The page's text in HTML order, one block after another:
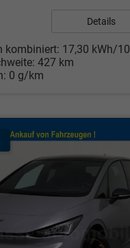
Details
kombiniert: 17,30 kWh/
427 km
0 g/km